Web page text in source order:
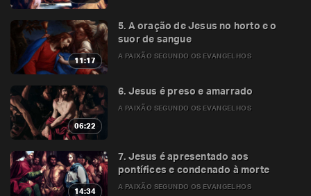
11:17
5. A oração de Jesus no horto e o
suor de sangue
A PAIXÃO SEGUNDO OS EVANGELHOS
06:22
6. Jesus é preso e amarrado
A PAIXÃO SEGUNDO OS EVANGELHOS
14:34
7. Jesus é apresentado aos
pontífices e condenado à morte
A PAIXÃO SEGUNDO OS EVANGELHOS